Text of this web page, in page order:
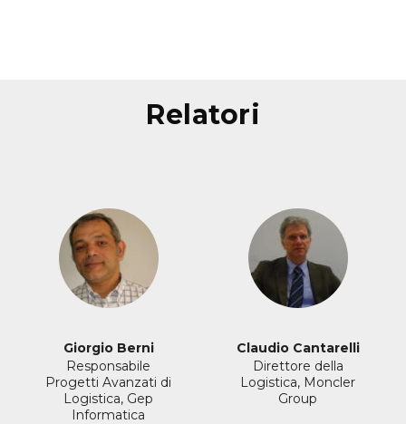
relatori
Giorgio Berni
Responsabile
Progetti Avanzati di
Logistica, Gep
Informatica
Claudio Cantarelli
Direttore della
Logistica, Moncler
Group